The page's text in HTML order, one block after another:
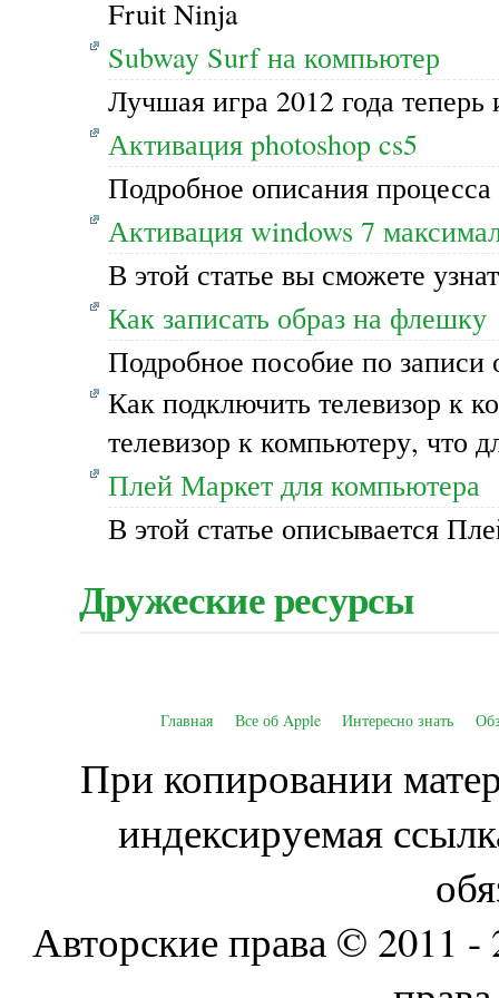
Fruit Ninja
Subway Surf на компьютер
Лучшая игра 2012 года
Активация photoshop cs5
Подробное описания
Активация windows 7
В этой статье вы сможете
Как записать образ на флешку
Подробное пособие по записи
Как подключить телевизор к
телевизор к компьютеру,
Плей Маркет для компьютера
В этой статье описывается
Дружеские ресурсы
Главная Все об Apple Интересно знать
При копировании
индексируемая
Авторские права © 2011